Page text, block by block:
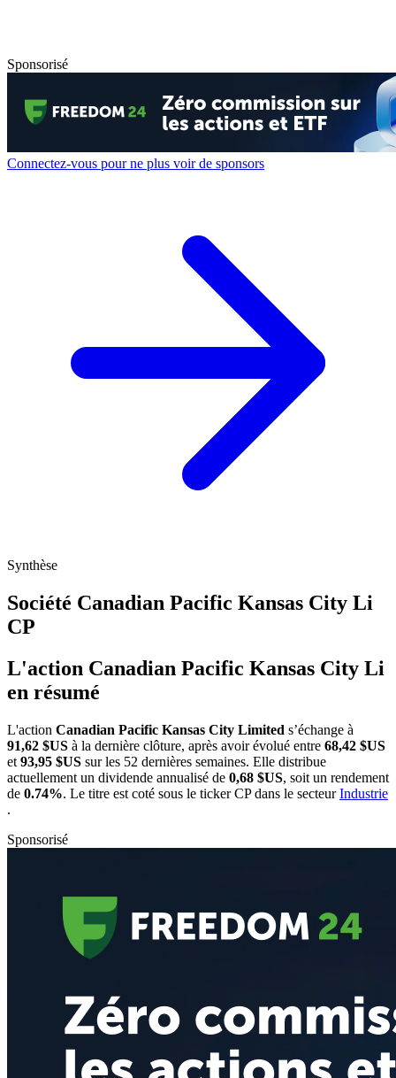
Sponsorisé
Connectez-vous pour ne plus voir de sponsors
Synthèse
Société Canadian Pacific Kansas City Li
CP
L'action Canadian Pacific Kansas City Li
en résumé
L'action Canadian Pacific Kansas City Limited s’échange à
91,62 $US à la dernière clôture, après avoir évolué entre 68,42 $US
et 93,95 $US sur les 52 dernières semaines. Elle distribue
actuellement un dividende annualisé de 0,68 $US, soit un rendement
de 0.74%. Le titre est coté sous le tickerCPdans le secteurIndustrie
.
Sponsorisé